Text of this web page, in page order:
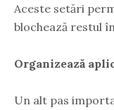
Aceste setări
blochează restul
Organizează
Un alt pas